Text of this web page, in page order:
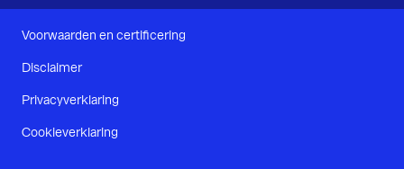
Voorwaarden en certificering
Disclaimer
Privacyverklaring
Cookieverklaring